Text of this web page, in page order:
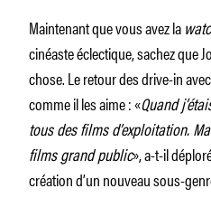
Maintenant que vous avez la
cinéaste éclectique, sachez que
chose. Le retour des drive-in
comme il les aime : «Quand
tous des films d’exploitation.
films grand public», a-t-il
création d’un nouveau sous-